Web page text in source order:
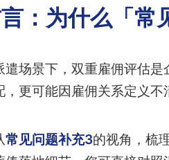
：为什么「常
遣场景下，双重雇佣评估
，更可能因雇佣关系定义不
常见问题补充3的视角，梳